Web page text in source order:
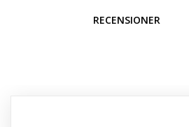
RECENSIONER